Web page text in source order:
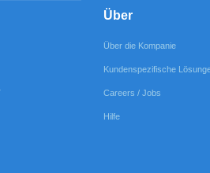
Über
Über die Kompanie
Kundenspezifische
Careers / Jobs
Hilfe